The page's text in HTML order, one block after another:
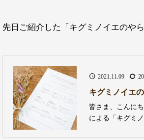
先日ご紹介した「キグミノイエのやら
2021.11.09
キグミノイエ
皆さま、こんに
による「キグミ